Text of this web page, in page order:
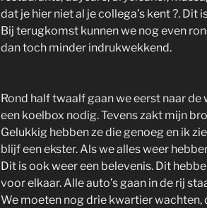
dat je hier niet al je collega’s kent ?. Dit
Bij terugkomst kunnen we nog even
dan toch minder indrukwekkend.
Rond half twaalf gaan we eerst naar
een koelbox nodig. Tevens zakt mijn
Gelukkig hebben ze die genoeg en ik
blijf een ekster. Als we alles weer
Dit is ook weer een belevenis. Dit
voor elkaar. Alle auto’s gaan in de rij
We moeten nog drie kwartier wachten,